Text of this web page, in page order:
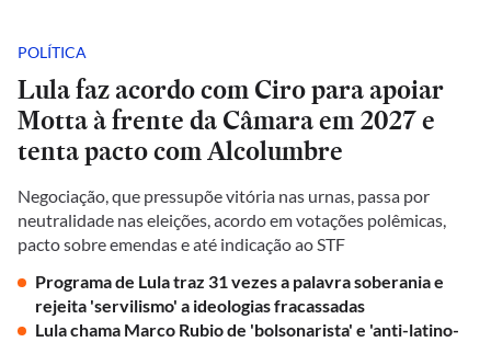
POLÍTICA
Lula faz acordo com Ciro para apoiar
Motta à frente da Câmara em 2027 e
tenta pacto com Alcolumbre
Negociação, que pressupõe vitória nas urnas, passa por
neutralidade nas eleições, acordo em votações polêmicas,
pacto sobre emendas e até indicação ao STF
Programa de Lula traz 31 vezes a palavra soberania e
rejeita 'servilismo' a ideologias fracassadas
Lula chama Marco Rubio de 'bolsonarista' e 'anti-latino-